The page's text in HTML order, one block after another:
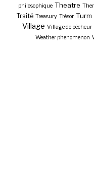
philosophique Theatre
Traité Treasury Trésor Turm
Village Village de pêcheur
Weather phenomenon